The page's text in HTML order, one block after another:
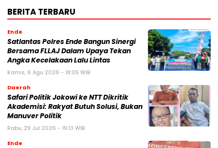
BERITA TERBARU
Ende
Satlantas Polres Ende Bangun Sinergi
Bersama FLLAJ Dalam Upaya Tekan
Angka Kecelakaan Lalu Lintas
Kamis, 6 Agu 2026 - 18:05 WIB
Daerah
Safari Politik Jokowi ke NTT Dikritik
Akademisi: Rakyat Butuh Solusi, Bukan
Manuver Politik
Rabu, 29 Jul 2026 - 19:13 WIB
Ende